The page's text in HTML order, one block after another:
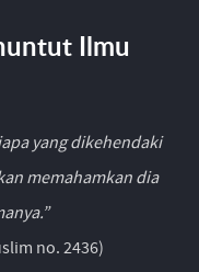
Ilmu
yang dikehendaki
memahamkan dia
no. 2436)